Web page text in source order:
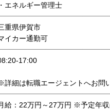
・エネルギー管理士
重県伊賀市
イカー通勤可
17:00
詳細は転職エージェントへお問
給：22万円～27万円 ※予定年